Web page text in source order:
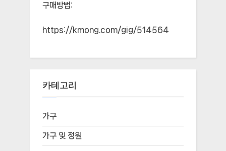
구매방법:
https://kmong.com/gig/514564
카테고리
가구
가구 및 정원